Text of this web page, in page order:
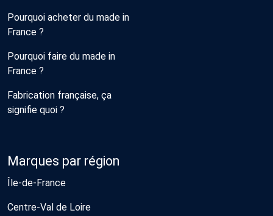
Pourquoi acheter du made in
France ?
Pourquoi faire du made in
France ?
Fabrication française, ça
signifie quoi ?
Marques par région
Île-de-France
Centre-Val de Loire